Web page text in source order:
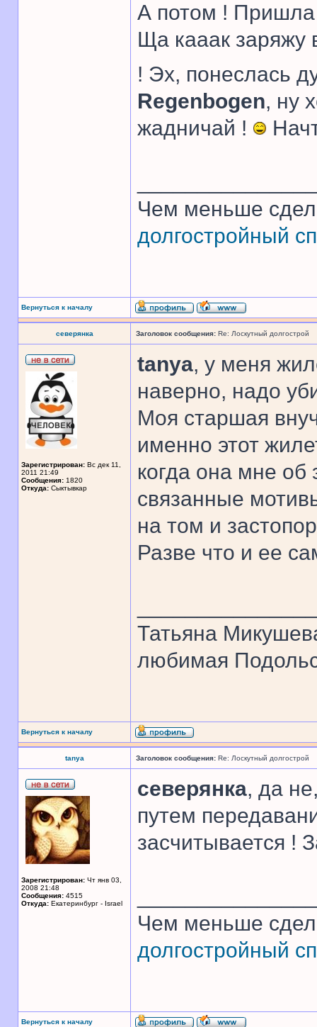
А потом !
Ща кааак заряжу
! Эх, понеслась
Regenbogen, ну
жадничай !
Чем меньше
долгостройный
Вернуться к началу
северянка Заголовок сообщения: Re: Лоскутный долгострой
Зарегистрирован: Вс дек 11,
2011 21:49
Сообщения: 1820
Откуда: Сыктывкар
tanya, у меня
наверно, надо
Моя старшая
именно этот
когда она мне об
связанные
на том и
Разве что и ее
Татьяна
любимая
Вернуться к началу
tanya Заголовок сообщения: Re: Лоскутный долгострой
Зарегистрирован: Чт янв 03,
2008 21:48
Сообщения: 4515
Откуда: Екатеринбург - Israel
северянка, да
путем
засчитывается !
Чем меньше
долгостройный
Вернуться к началу